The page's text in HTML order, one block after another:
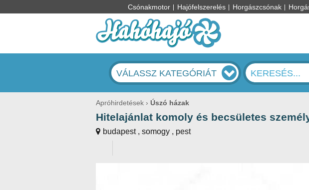
Csónakmotor Hajófelszerelés Horgászcsónak
VÁLASSZ KATEGÓRIÁT
Apróhirdetések Úszó házak
Hitelajánlat komoly és becsületes
budapest , somogy , pest